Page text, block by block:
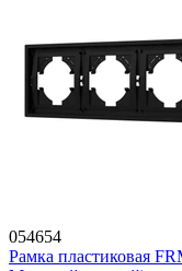
054654
Рамка пластиковая